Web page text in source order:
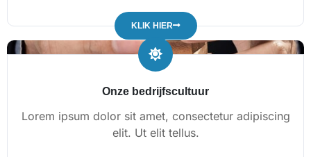
KLIK HIER
Onze bedrijfscultuur
Lorem ipsum dolor sit amet, consectetur adipiscing
elit. Ut elit tellus.